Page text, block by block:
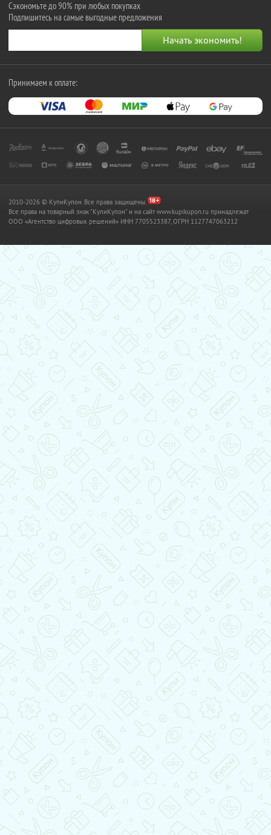
Сэкономьте до 90% при любых покупках
Подпишитесь на самые выгодные предложения
Принимаем к оплате:
2010-2026 © КупиКупон. Все права защищены.
Все права на товарный знак "КупиКупон" и на сайт www.kupikupon.ru принадлежат
OOO «Агентство цифровых решений» ИНН 7705523387, ОГРН 1127747063212